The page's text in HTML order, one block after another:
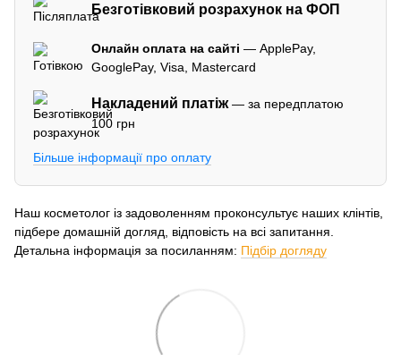
Безготівковий розрахунок на ФОП
Онлайн оплата на сайті — ApplePay,
GooglePay, Visa, Mastercard
Накладений платіж— за передплатою
100 грн
Більше інформації про оплату
Наш косметолог із задоволенням проконсультує наших клінтів,
підбере домашній догляд, відповість на всі запитання.
Детальна інформація за посиланням: Підбір догляду